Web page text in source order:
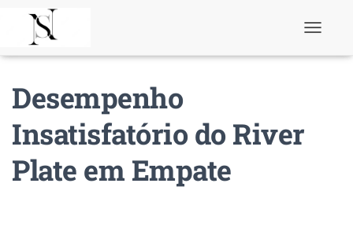
Desempenho
Insatisfatório do River
Plate em Empate